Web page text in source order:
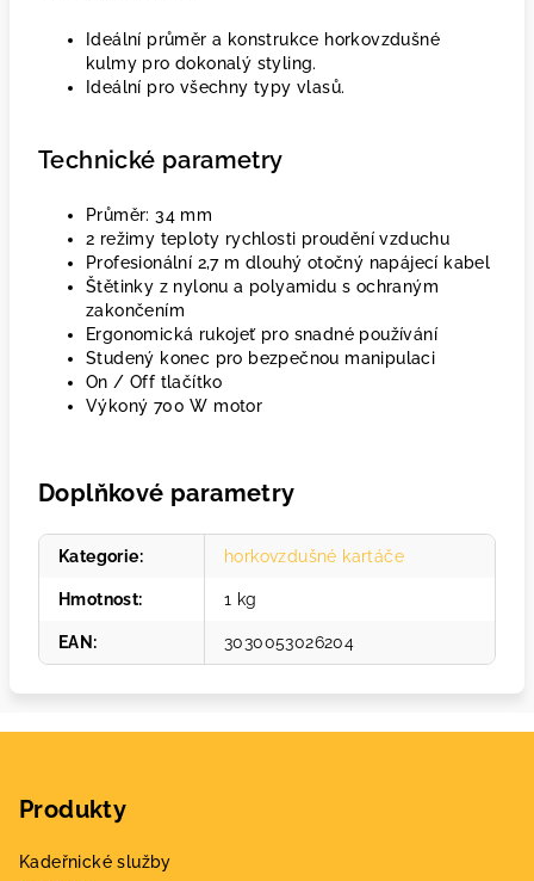
Ideální průměr a konstrukce horkovzdušné
kulmy pro dokonalý styling.
Ideální pro všechny typy vlasů.
Technické parametry
Průměr: 34 mm
2 režimy teploty rychlosti proudění vzduchu
Profesionální 2,7 m dlouhý otočný napájecí kabel
Štětinky z nylonu a polyamidu s ochraným
zakončením
Ergonomická rukojeť pro snadné používání
Studený konec pro bezpečnou manipulaci
On / Off tlačítko
Výkoný 700 W motor
Doplňkové parametry
Kategorie: horkovzdušné kartáče
Hmotnost: 1 kg
EAN : 3030053026204
Produkty
Kadeřnické služby